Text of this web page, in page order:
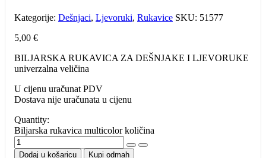
Kategorije: Dešnjaci, Ljevoruki, Rukavice SKU: 51577
5,00 €
BILJARSKA RUKAVICA ZA DEŠNJAKE I LJEVORUKE
univerzalna veličina
U cijenu uračunat PDV
Dostava nije uračunata u cijenu
Quantity:
Biljarska rukavica multicolor količina
Dodaj u košaricu Kupi odmah